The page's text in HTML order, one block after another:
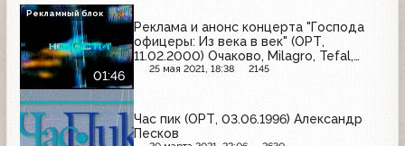
01:46
Реклама и анонс концерта "Господа
офицеры: Из века в век" (ОРТ,
11.02.2000) Очаково, Milagro, Tefal,
ОРТ-Видео, Dirol
25 мая 2021, 18:38 2145
Рекламный блок
Час пик (ОРТ, 03.06.1996) Александр
Песков